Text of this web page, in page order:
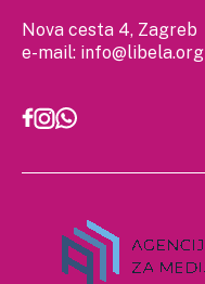
Nova cesta 4, Zagreb
e-mail: info@libela.org